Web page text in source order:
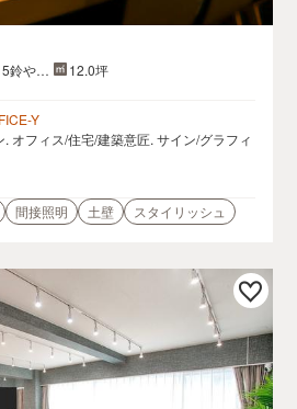
鈴や第
12.0坪
Y
. オフィス/住宅/建築意匠. サイン/グラフィ
間接照明 土壁 スタイリッシュ